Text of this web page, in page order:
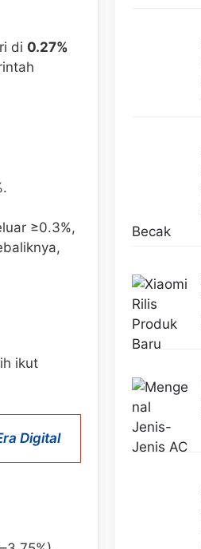
di 0.27%
≥0.3%,
ikut
Digital
Becak